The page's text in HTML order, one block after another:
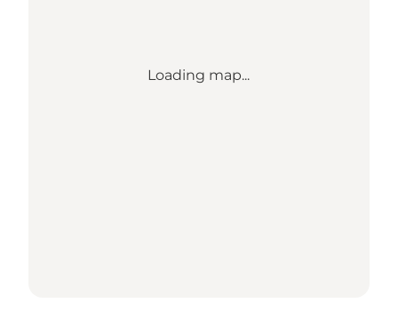
Loading map...